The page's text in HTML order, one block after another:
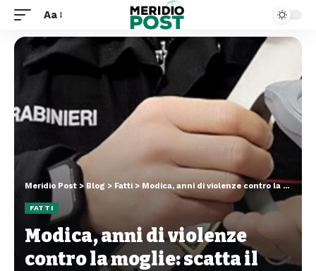
Aa
Meridio Post >Blog > Fatti > Modica, anni di violenze contro la moglie: scatta il braccialetto elettronico
FATTI
Modica, anni di violenze
contro la moglie: scatta il